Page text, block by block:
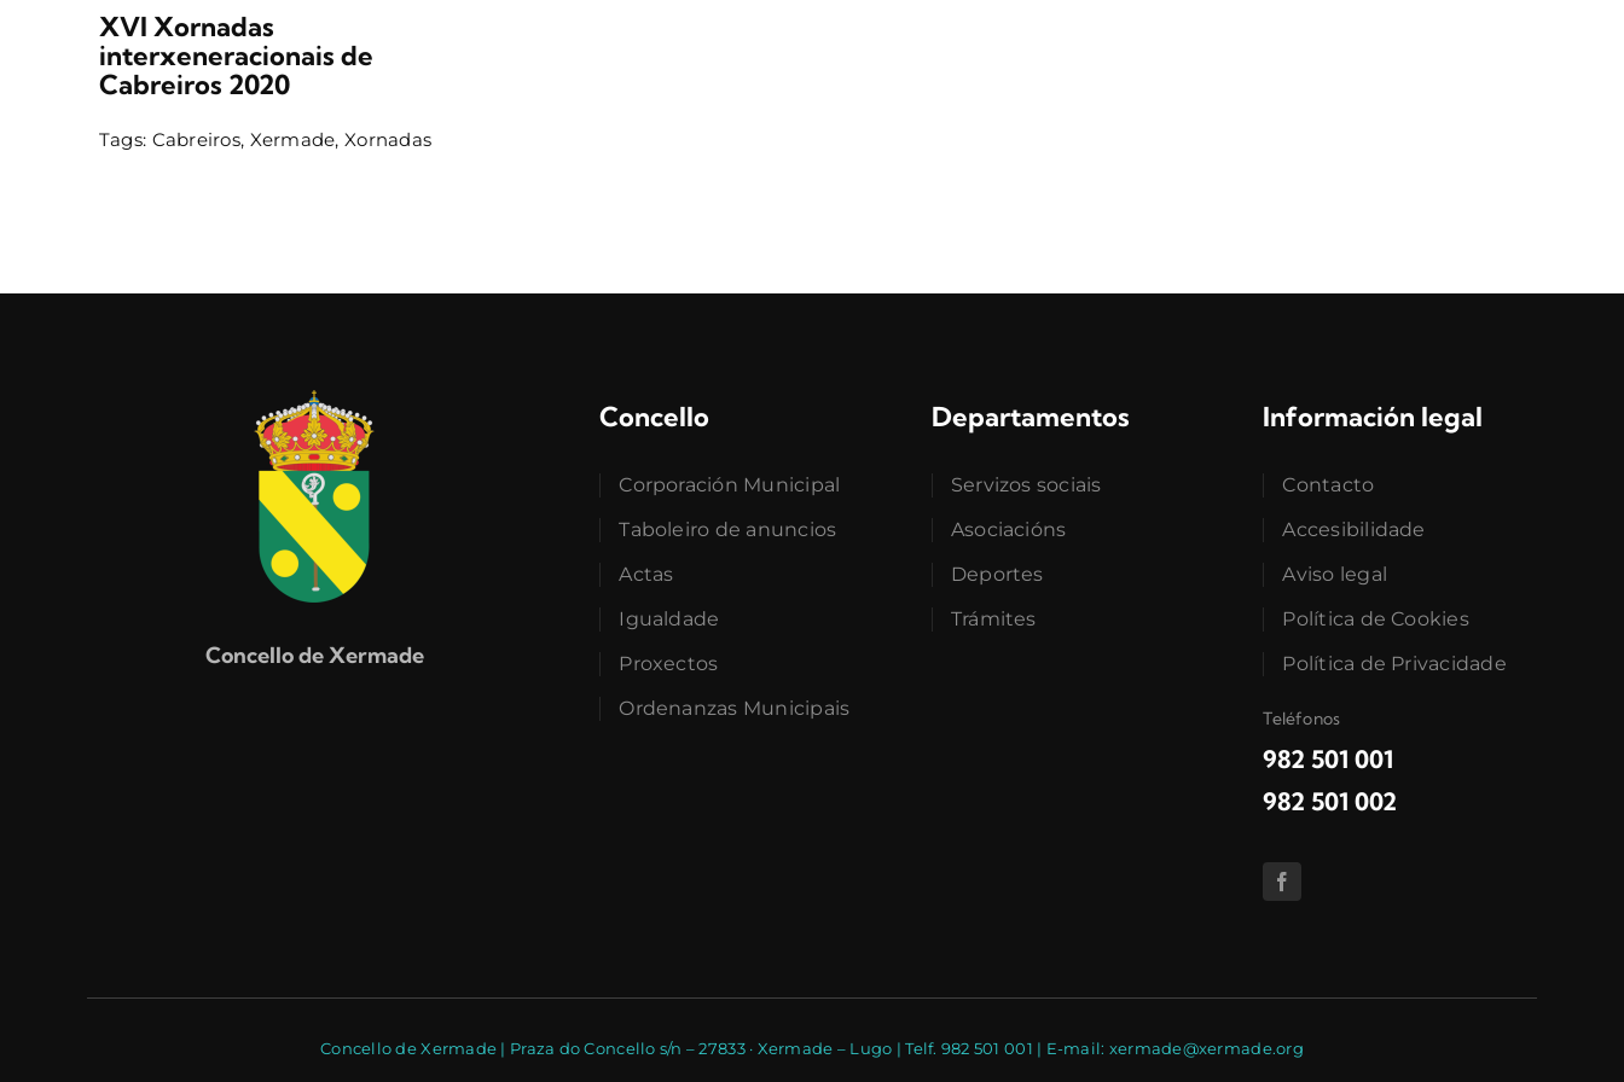
XVI Xornadas
interxeneracionais de
Cabreiros 2020
Tags: Cabreiros, Xermade, Xornadas
Concello de Xermade
Concello
Corporación Municipal
Taboleiro de anuncios
Actas
Igualdade
Proxectos
Ordenanzas Municipais
Departamentos
Servizos sociais
Asociacións
Deportes
Trámites
Información legal
Contacto
Accesibilidade
Aviso legal
Política de Cookies
Política de Privacidade
Teléfonos
982 501 001
982 501 002
Concello de Xermade | Praza do Concello s/n – 27833 · Xermade – Lugo | Telf. 982 501 001 | E-mail: xermade@xermade.org